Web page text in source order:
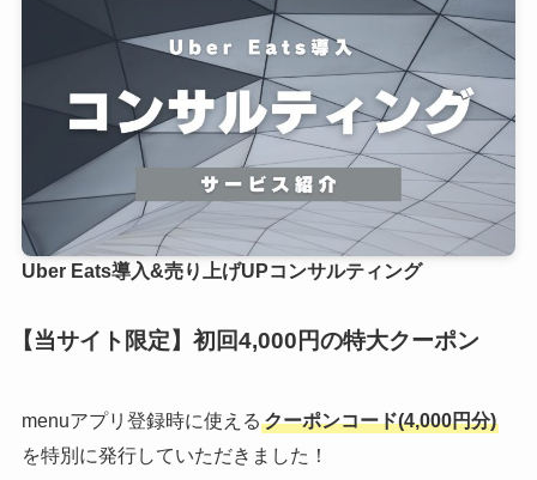
Uber Eats導入&売り上げUPコンサルティング
【当サイト限定】初回4,000円の特大クーポン
menuアプリ登録時に使える クーポンコード(4,000円分)
を特別に発行していただきました！